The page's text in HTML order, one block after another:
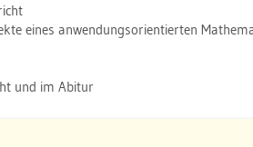
eines an­wen­dungs­ori­en­tier­ten
und im Ab­itur